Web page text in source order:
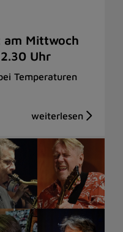
Mittwoch
Uhr
Temperaturen